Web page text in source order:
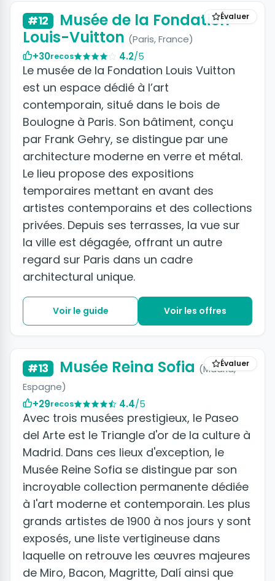
Évaluer
#12
Musée de la Fondation
Louis-Vuitton (Paris, France)
+30recos 4.2/5
Le musée de la Fondation Louis Vuitton
est un espace dédié à l’art
contemporain, situé dans le bois de
Boulogne à Paris. Son bâtiment, conçu
par Frank Gehry, se distingue par une
architecture moderne en verre et métal.
Le lieu propose des expositions
temporaires mettant en avant des
artistes contemporains et des collections
privées. Depuis ses terrasses, la vue sur
la ville est dégagée, offrant un autre
regard sur Paris dans un cadre
architectural unique.
Voir le guide Voir les offres
Évaluer
#13 Musée Reina Sofia (Madrid,
Espagne)
+29recos 4.4/5
Avec trois musées prestigieux, le Paseo
del Arte est le Triangle d'or de la culture à
Madrid. Dans ces lieux d'exception, le
Musée Reine Sofia se distingue par son
incroyable collection permanente dédiée
à l'art moderne et contemporain. Les plus
grands artistes de 1900 à nos jours y sont
exposés, une liste vertigineuse dans
laquelle on retrouve les œuvres majeures
de Miro, Bacon, Magritte, Dalí ainsi que